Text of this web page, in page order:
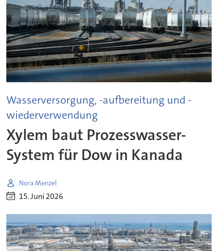
Wasserversorgung, -aufbereitung und -
wiederverwendung
Xylem baut Prozesswasser-
System für Dow in Kanada
Nora Menzel
15. Juni 2026